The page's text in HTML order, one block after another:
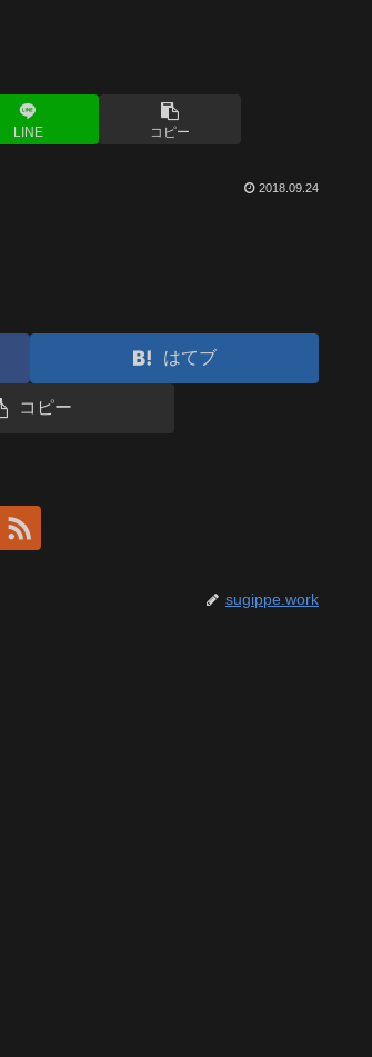
LINE コピー
2018.09.24
はてブ
コピー
sugippe.work